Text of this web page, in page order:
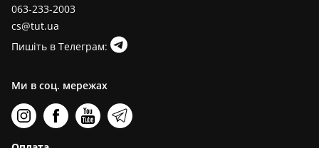
063-233-2003
cs@tut.ua
Пишіть в Телеграм:
Ми в соц. мережах